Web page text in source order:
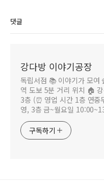
댓글
강다방 이야기공장
독립서점 📚 이야기가 모여
역 도보 5분 거리 위치 🏠
3층 (⏰ 영업 시간 1층 연중
영, 3층 금~월요일
구독하기